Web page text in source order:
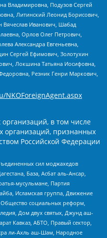
Владимировна, Подузов Сергей
Литинский Леонид Борисович,
Вячеслав Иванович, Шабад
Орлов Олег Петрович,
Александра Евгеньевна,
Сергей Ефимович, Золотухин
Локшина Татьяна Иосифовна,
Резник Генри Маркович,
в том числе
организаций, признанных
Российской Федерации
сил моджахедов
База, Асбат аль-Ансар,
мусульмане, Партия
Исламская группа, Движение
Общество социальных реформ,
Дом двух святых, Джунд аш-
Кавказ, АБТО, Правый сектор,
ли-Ахль аш-Шам, Народное